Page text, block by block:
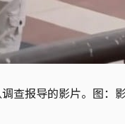
调查报导的影片。图：